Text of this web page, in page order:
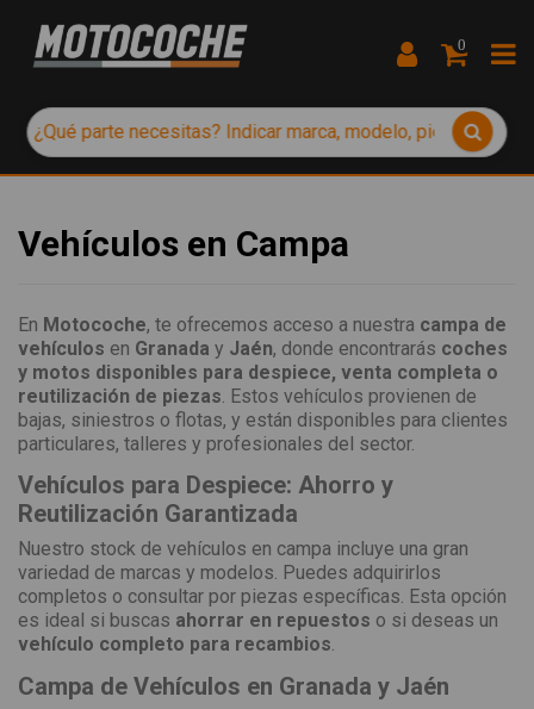
0
Vehículos en Campa
En Motocoche, te ofrecemos acceso a nuestra campa de
vehículos en Granada y Jaén, donde encontrarás coches
y motos disponibles para despiece, venta completa o
reutilización de piezas . Estos vehículos provienen de
bajas, siniestros o flotas, y están disponibles para clientes
particulares, talleres y profesionales del sector.
Vehículos para Despiece: Ahorro y
Reutilización Garantizada
Nuestro stock de vehículos en campa incluye una gran
variedad de marcas y modelos. Puedes adquirirlos
completos o consultar por piezas específicas. Esta opción
es ideal si buscas ahorrar en repuestos o si deseas un
vehículo completo para recambios.
Campa de Vehículos en Granada y Jaén